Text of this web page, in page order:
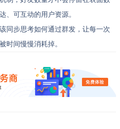
、可互动的用户资源。
同步思考如何通过群发，让每一次
时间慢慢消耗掉。